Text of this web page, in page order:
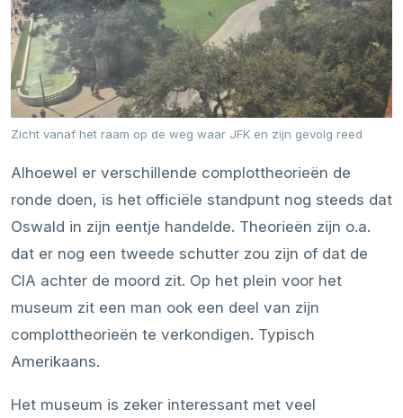
Zicht vanaf het raam op de weg waar JFK en zijn gevolg reed
Alhoewel er verschillende complottheorieën de
ronde doen, is het officiële standpunt nog steeds dat
Oswald in zijn eentje handelde. Theorieën zijn o.a.
dat er nog een tweede schutter zou zijn of dat de
CIA achter de moord zit. Op het plein voor het
museum zit een man ook een deel van zijn
complottheorieën te verkondigen. Typisch
Amerikaans.
Het museum is zeker interessant met veel